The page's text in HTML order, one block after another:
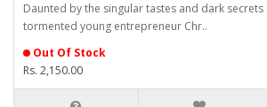
Daunted by the singular tastes and dark
tormented young entrepreneur Chr..
Out Of Stock
Rs. 2,150.00